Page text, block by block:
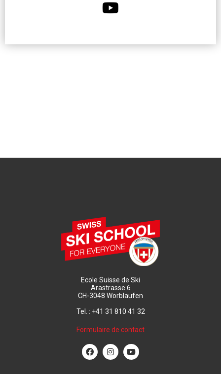
Ecole Suisse de Ski
Arastrasse 6
CH-3048 Worblaufen
Tel. : +41 31 810 41 32
Formulaire de contact